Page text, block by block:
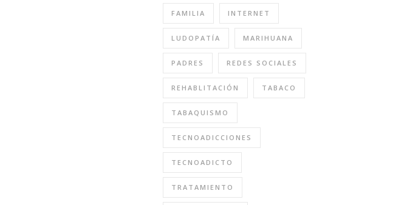
FAMILIA INTERNET
LUDOPATÍA MARIHUANA
PADRES REDES SOCIALES
REHABLITACIÓN TABACO
TABAQUISMO
TECNOADICCIONES
TECNOADICTO
TRATAMIENTO